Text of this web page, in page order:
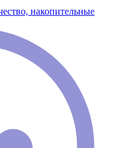
накопительные